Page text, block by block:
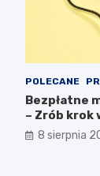
POLECANE
Bezpłatne
– Zrób krok
8 sierpnia